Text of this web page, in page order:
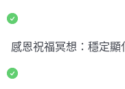
感恩祝福冥想：穩定顯